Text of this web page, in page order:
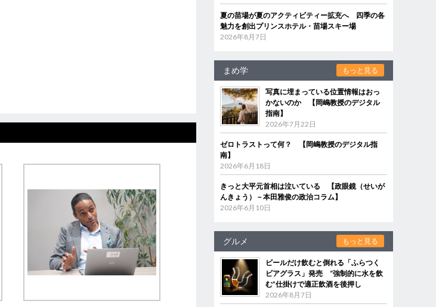
夏の苗場が夏のアクティビティー拡充へ 四季の各
魅力を創出プリンスホテル・苗場スキー場
2026年8月7日
まめ学 もっと見る
写真に埋まっている位置情報はおっ
かないのか 【岡嶋教授のデジタル
指南】
2026年7月22日
ゼロトラストって何？ 【岡嶋教授のデジタル指
南】
2026年6月18日
きっと大平元首相は泣いている 【政眼鏡（せいが
んきょう）－本田雅俊の政治コラム】
2026年6月10日
グルメ もっと見る
ビールだけ飲むと倒れる「ふらつく
ビアグラス」発売 “強制的に水を飲
む”仕掛けで適正飲酒を後押し
2026年8月7日